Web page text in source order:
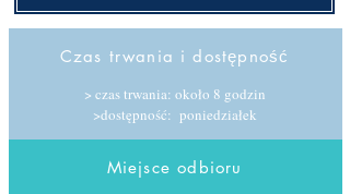
Czas trwania i dostępność
> czas trwania: około 8 godzin
>dostępność: poniedziałek
Miejsce odbioru